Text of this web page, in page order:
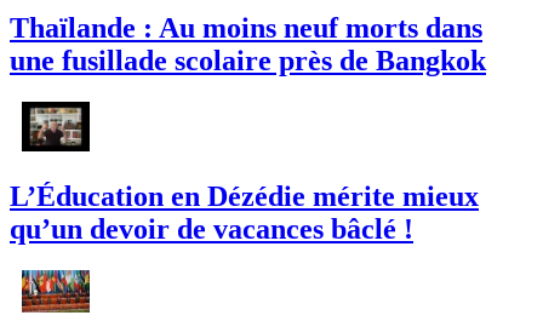
Thaïlande : Au moins neuf morts dans
une fusillade scolaire près de Bangkok
L’Éducation en Dézédie mérite mieux
qu’un devoir de vacances bâclé !